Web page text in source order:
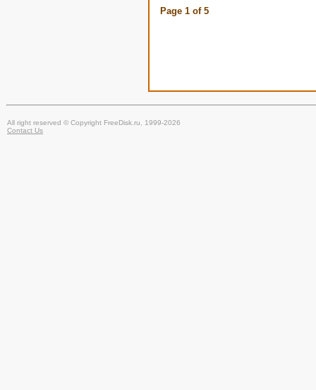
Page 1 of 5
All right reserved © Copyright FreeDisk.ru, 1999-2026
Contact Us